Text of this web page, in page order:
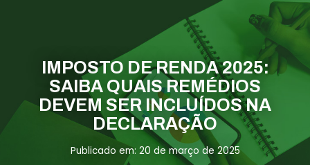
Gestão Tributária e Fiscal
Previdenciária Trabalhista
Abertura de Empresas
Assessoria jurídica
Informativos
Contato
ÁREA DO CLIENTE
IMPOSTO DE RENDA 2025:
SAIBA QUAIS REMÉDIOS
DEVEM SER INCLUÍDOS NA
DECLARAÇÃO
Publicado em: 20 de março de 2025